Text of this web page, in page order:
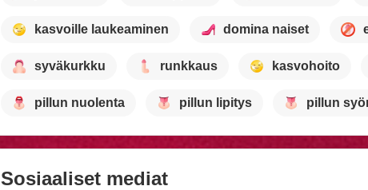
kasvoille laukeaminen domina naiset
syväkurkku runkkaus kasvohoito
pillun nuolenta pillun lipitys pillun
Sosiaaliset mediat